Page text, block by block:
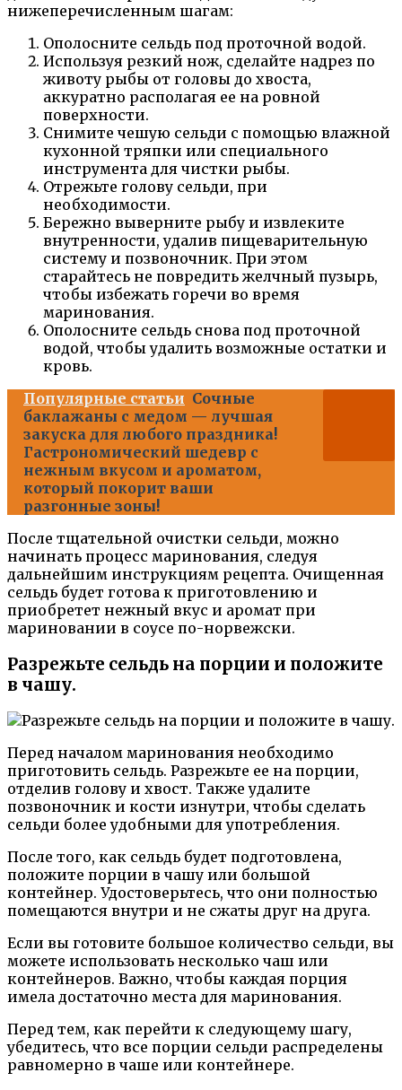
нижеперечисленным шагам:
Ополосните сельдь под проточной водой.
Используя резкий нож, сделайте надрез по
животу рыбы от головы до хвоста,
аккуратно располагая ее на ровной
поверхности.
Снимите чешую сельди с помощью влажной
кухонной тряпки или специального
инструмента для чистки рыбы.
Отрежьте голову сельди, при
необходимости.
Бережно выверните рыбу и извлеките
внутренности, удалив пищеварительную
систему и позвоночник. При этом
старайтесь не повредить желчный пузырь,
чтобы избежать горечи во время
маринования.
Ополосните сельдь снова под проточной
водой, чтобы удалить возможные остатки и
кровь.
Популярные статьи Сочные
баклажаны с медом — лучшая
закуска для любого праздника!
Гастрономический шедевр с
нежным вкусом и ароматом,
который покорит ваши
разгонные зоны!
После тщательной очистки сельди, можно
начинать процесс маринования, следуя
дальнейшим инструкциям рецепта. Очищенная
сельдь будет готова к приготовлению и
приобретет нежный вкус и аромат при
мариновании в соусе по-норвежски.
Разрежьте сельдь на порции и положите
в чашу.
Перед началом маринования необходимо
приготовить сельдь. Разрежьте ее на порции,
отделив голову и хвост. Также удалите
позвоночник и кости изнутри, чтобы сделать
сельди более удобными для употребления.
После того, как сельдь будет подготовлена,
положите порции в чашу или большой
контейнер. Удостоверьтесь, что они полностью
помещаются внутри и не сжаты друг на друга.
Если вы готовите большое количество сельди, вы
можете использовать несколько чаш или
контейнеров. Важно, чтобы каждая порция
имела достаточно места для маринования.
Перед тем, как перейти к следующему шагу,
убедитесь, что все порции сельди распределены
равномерно в чаше или контейнере.